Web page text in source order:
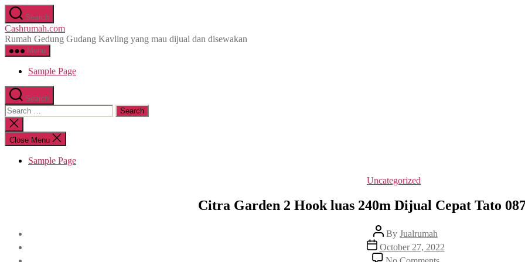
Skip
to
the
content
Search
Cashrumah.com
Rumah Gedung Gudang Kavling yang mau dijual dan disewakan
Menu
Sample Page
Search
Search
for:
Close
search
Close Menu
Sample Page
Categories
Uncategorized
Citra Garden 2 Hook luas 240m Dijual Cepat Tato
Post
author
By Jualrumah
Post
date
October 27, 2022
on